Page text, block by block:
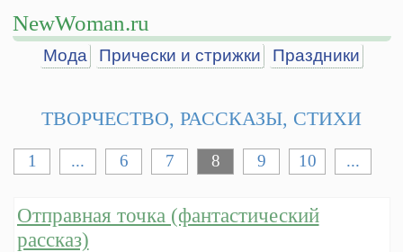
NewWoman.ru
Мода Прически и стрижки Праздники
ТВОРЧЕСТВО, РАССКАЗЫ, СТИХИ
1 ... 6 7 8 9 10 ...
Отправная точка (фантастический
рассказ)